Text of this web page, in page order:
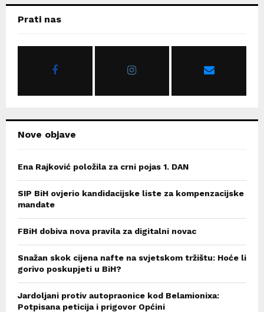
hPrati nas
Nove objave
Ena Rajković položila za crni pojas 1. DAN
SIP BiH ovjerio kandidacijske liste za kompenzacijske
mandate
FBiH dobiva nova pravila za digitalni novac
Snažan skok cijena nafte na svjetskom tržištu: Hoće li
gorivo poskupjeti u BiH?
Jardoljani protiv autopraonice kod Belamionixa:
Potpisana peticija i prigovor Općini